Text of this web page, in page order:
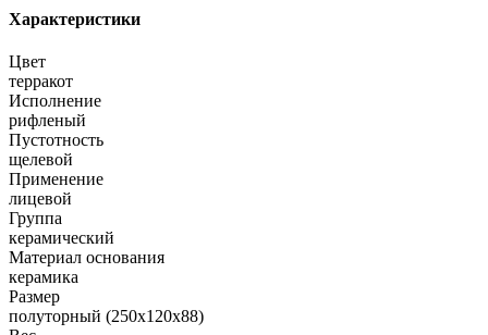
Характеристики
Цвет
терракот
Исполнение
рифленый
Пустотность
щелевой
Применение
лицевой
Группа
керамический
Материал основания
керамика
Размер
полуторный (250х120х88)